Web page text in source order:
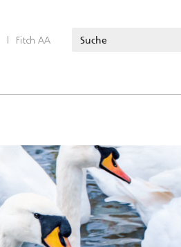
| Fitch AA